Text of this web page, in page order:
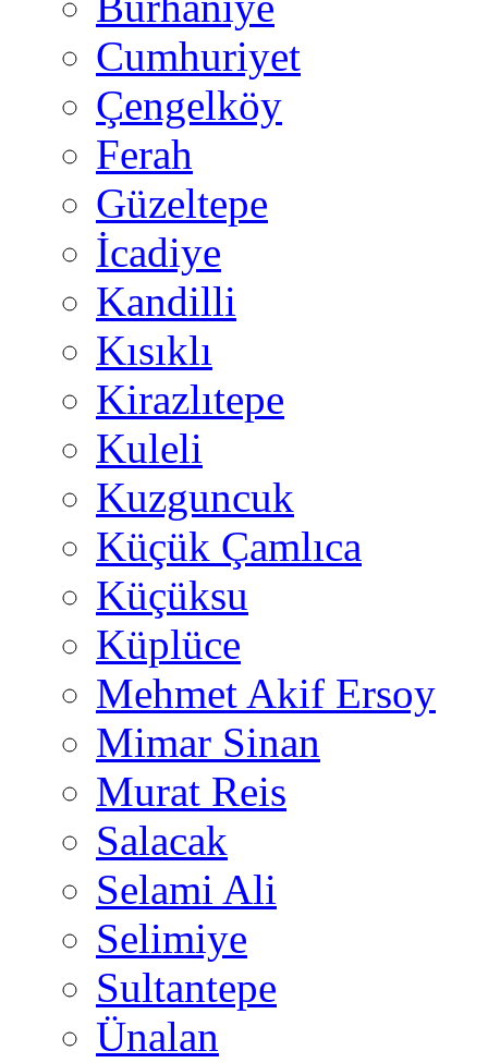
Cumhuriyet
Çengelköy
Ferah
Güzeltepe
İcadiye
Kandilli
Kısıklı
Kirazlıtepe
Kuleli
Kuzguncuk
Küçük Çamlıca
Küçüksu
Küplüce
Mehmet Akif Ersoy
Mimar Sinan
Murat Reis
Salacak
Selami Ali
Selimiye
Sultantepe
Ünalan